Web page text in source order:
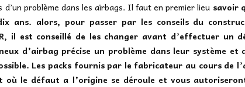
problème dans les airbags. Il faut en premier lieu savoir
ans. alors, pour passer par les conseils du
il est conseillé de les changer avant d’effectuer un
d’airbag précise un problème dans leur système et
Les packs fournis par le fabricateur au cours de
où le défaut a l’origine se déroule et vous